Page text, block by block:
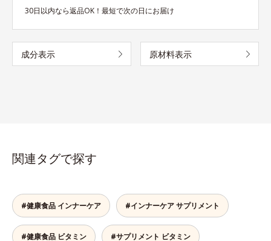
30日以内なら返品OK！最短で次の日にお届け
成分表示 原材料表示
関連タグで探す
#健康食品 インナーケア #インナーケア サプリメント
#健康食品 ビタミン #サプリメント ビタミン